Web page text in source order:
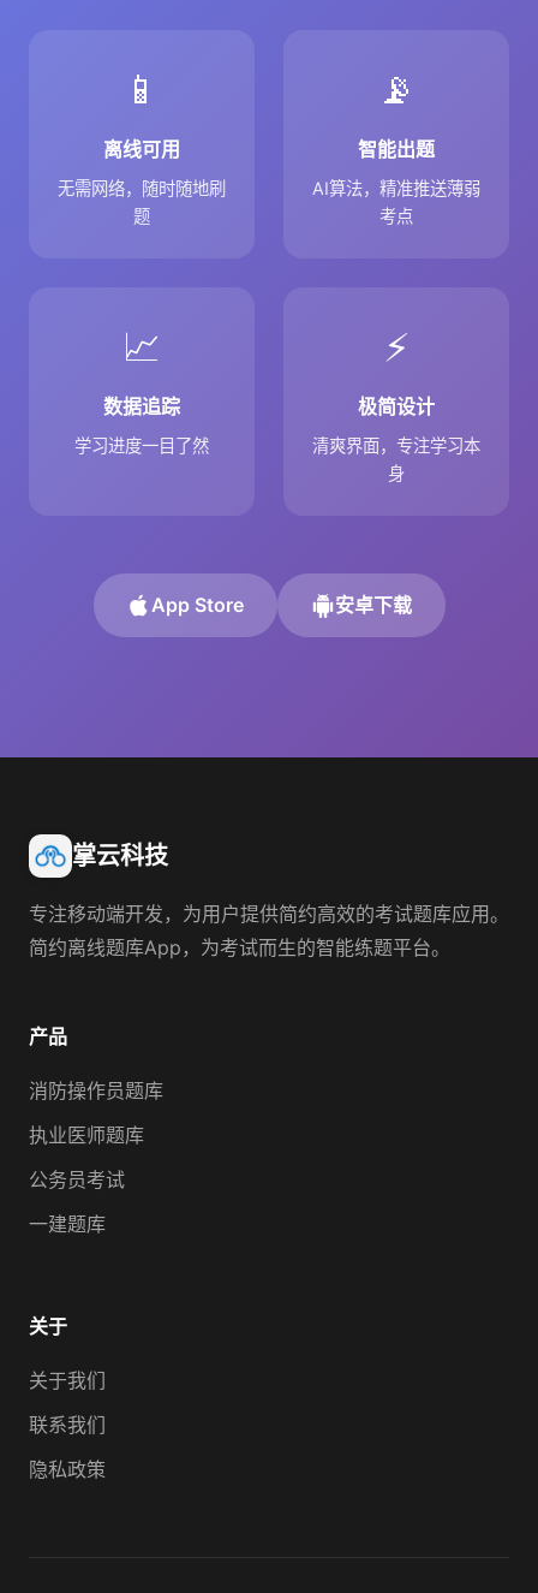
📱
离线可用
无需网络，随时随地刷
题
📡
智能出题
AI算法，精准推送薄弱
考点
📈
数据追踪
学习进度一目了然
⚡
极简设计
清爽界面，专注学习本
身
App Store 安卓下载
掌云科技
专注移动端开发，为用户提供简约高效的考试题库应用。
简约离线题库App，为考试而生的智能练题平台。
产品
消防操作员题库
执业医师题库
公务员考试
一建题库
关于
关于我们
联系我们
隐私政策